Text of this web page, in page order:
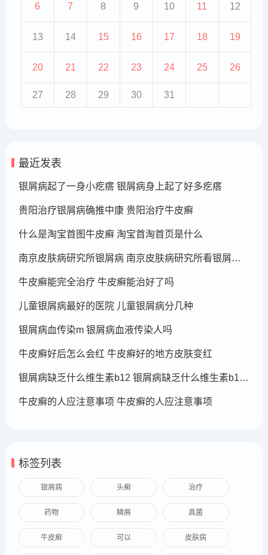
6 7 8 9 10 11 12
13 14 15 16 17 18 19
20 21 22 23 24 25 26
27 28 29 30 31
最近发表
银屑病起了一身小疙瘩 银屑病身上起了好多疙瘩
贵阳治疗银屑病确推中康 贵阳治疗牛皮癣
什么是淘宝首图牛皮癣 淘宝首淘首页是什么
南京皮肤病研究所银屑病 南京皮肤病研究所看银屑病哪个医生厉害
牛皮癣能完全治疗 牛皮癣能治好了吗
儿童银屑病最好的医院 儿童银屑病分几种
银屑病血传染m 银屑病血液传染人吗
牛皮癣好后怎么会红 牛皮癣好的地方皮肤变红
银屑病缺乏什么维生素b12 银屑病缺乏什么维生素b12可以补充
牛皮癣的人应注意事项 牛皮癣的人应注意事项
标签列表
银屑病 头癣 治疗
药物 鳞屑 真菌
牛皮癣 可以 皮肤病